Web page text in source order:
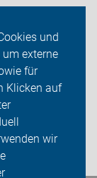
und
um externe
für
Klicken auf
wir